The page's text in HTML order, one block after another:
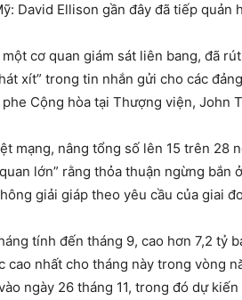
David Ellison gần đây đã tiếp quản
cơ quan giám sát liên bang, đã
xít” trong tin nhắn gửi cho các
Cộng hòa tại Thượng viện,
mạng, nâng tổng số lên 15 trên 28
lớn” rằng thỏa thuận ngừng bắn
giải giáp theo yêu cầu của giai
tính đến tháng 9, cao hơn 7,2 tỷ
nhất cho tháng này trong vòng
ngày 26 tháng 11, trong đó dự